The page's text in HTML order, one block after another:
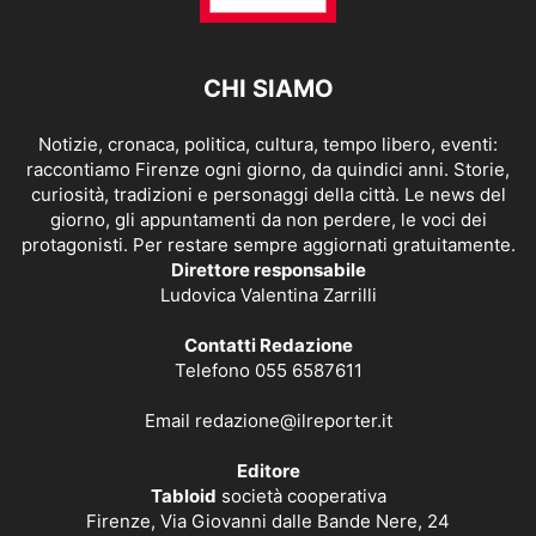
CHI SIAMO
Notizie, cronaca, politica, cultura, tempo libero, eventi:
raccontiamo Firenze ogni giorno, da quindici anni. Storie,
curiosità, tradizioni e personaggi della città. Le news del
giorno, gli appuntamenti da non perdere, le voci dei
protagonisti. Per restare sempre aggiornati gratuitamente.
Direttore responsabile
Ludovica Valentina Zarrilli
Contatti Redazione
Telefono 055 6587611
Email redazione@ilreporter.it
Editore
Tabloid società cooperativa
Firenze, Via Giovanni dalle Bande Nere, 24